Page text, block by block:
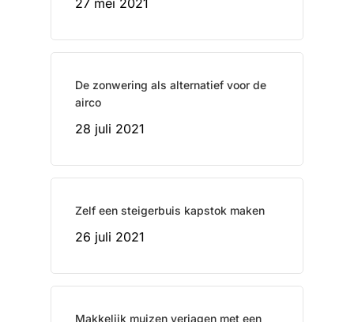
27 mei 2021
De zonwering als alternatief voor de
airco
28 juli 2021
Zelf een steigerbuis kapstok maken
26 juli 2021
Makkelijk muizen verjagen met een